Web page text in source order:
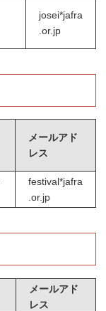
josei*jafra
.or.jp
メールアド
レス
festival*jafra
.or.jp
メールアド
レス